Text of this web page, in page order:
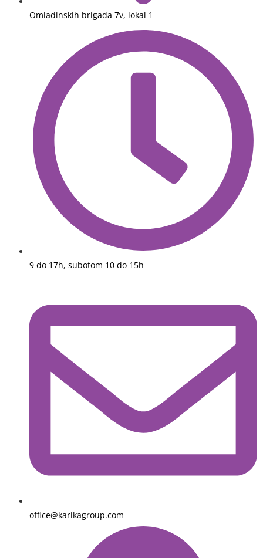
Omladinskih brigada 7v, lokal 1
9 do 17h, subotom 10 do 15h
office@karikagroup.com